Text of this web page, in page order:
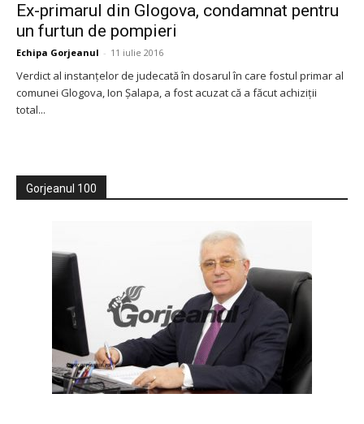
Ex-primarul din Glogova, condamnat pentru
un furtun de pompieri
Echipa Gorjeanul - 11 iulie 2016
Verdict al instanțelor de judecată în dosarul în care fostul primar al
comunei Glogova, Ion Șalapa, a fost acuzat că a făcut achiziții
total...
Gorjeanul 100